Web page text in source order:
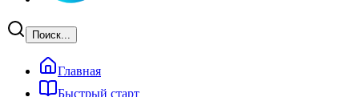
Поиск...
Главная
Быстрый старт